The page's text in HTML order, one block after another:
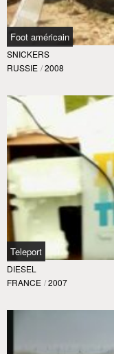
Foot américain
SNICKERS
RUSSIE / 2008
Teleport
DIESEL
FRANCE / 2007